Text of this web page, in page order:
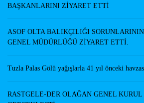
BAŞKANLARINI ZİYARET ETTİ
ASOF OLTA BALIKÇILIĞI
GENEL MÜDÜRLÜĞÜ ZİYARET ETTİ.
Tuzla Palas Gölü yağışlarla 41 yıl önceki
RASTGELE-DER OLAĞAN GENEL